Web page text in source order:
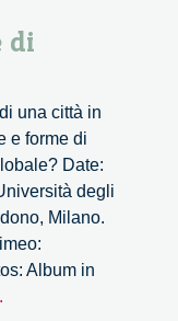
di
una città in
e forme di
Date:
degli
Milano.
Album in